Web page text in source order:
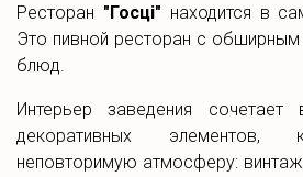
Ресторан "Госцi" находится в
Это пивной ресторан с
блюд.
Интерьер заведения
декоративных элементов,
неповторимую атмосферу: